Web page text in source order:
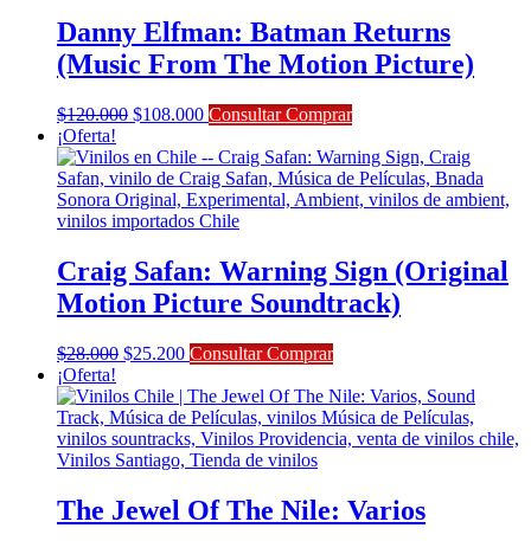
Danny Elfman: Batman Returns
(Music From The Motion Picture)
$120.000 El
original
era:
$120.000.
$108.000El
actual
es:
$108.000.
Consultar Comprar
¡Oferta!
Craig Safan: Warning Sign (Original
Motion Picture Soundtrack)
$28.000 El
original
era:
$28.000.
$25.200El
actual
es:
$25.200.
Consultar Comprar
¡Oferta!
The Jewel Of The Nile: Varios